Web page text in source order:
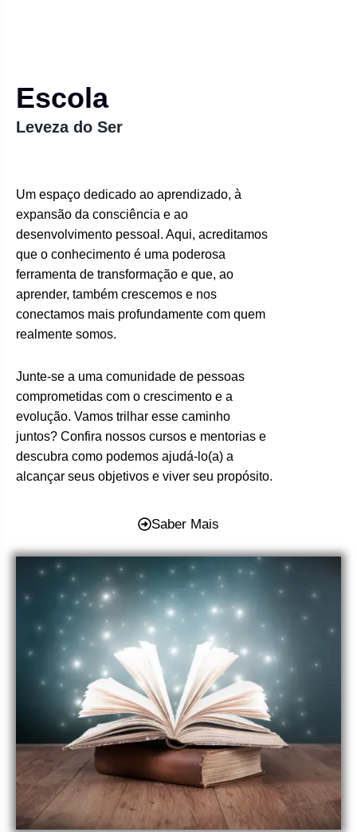
Escola
Leveza do Ser
Um espaço dedicado ao aprendizado, à
expansão da consciência e ao
desenvolvimento pessoal. Aqui, acreditamos
que o conhecimento é uma poderosa
ferramenta de transformação e que, ao
aprender, também crescemos e nos
conectamos mais profundamente com quem
realmente somos.
Junte-se a uma comunidade de pessoas
comprometidas com o crescimento e a
evolução. Vamos trilhar esse caminho
juntos? Confira nossos cursos e mentorias e
descubra como podemos ajudá-lo(a) a
alcançar seus objetivos e viver seu propósito.
Saber Mais